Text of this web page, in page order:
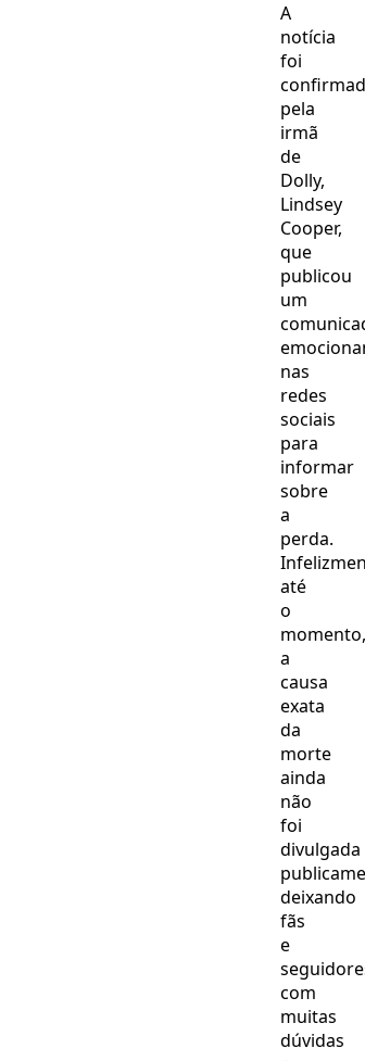
A
notícia
foi
pela
irmã
de
Dolly,
Lindsey
Cooper,
que
publicou
um
nas
redes
sociais
para
informar
sobre
a
perda.
até
o
momento,
a
causa
exata
da
morte
ainda
não
foi
divulgada
deixando
fãs
e
com
muitas
dúvidas